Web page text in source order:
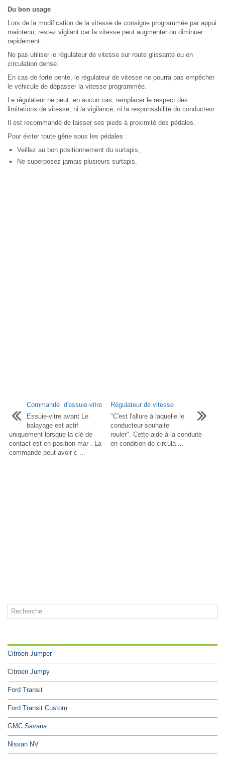
Du bon usage
Lors de la modification de la vitesse de consigne programmée par appui
maintenu, restez vigilant car la vitesse peut augmenter ou diminuer
rapidement.
Ne pas utiliser le régulateur de vitesse sur route glissante ou en
circulation dense.
En cas de forte pente, le régulateur de vitesse ne pourra pas empêcher
le véhicule de dépasser la vitesse programmée.
Le régulateur ne peut, en aucun cas, remplacer le respect des
limitations de vitesse, ni la vigilance, ni la responsabilité du conducteur.
Il est recommandé de laisser ses pieds à proximité des pédales.
Pour éviter toute gêne sous les pédales :
Veillez au bon positionnement du surtapis,
Ne superposez jamais plusieurs surtapis.
Commande d'essuie-vitre
Essuie-vitre avant Le
balayage est actif
uniquement lorsque la clé de
contact est en position mar . La
commande peut avoir c ...
Régulateur de vitesse
"C'est l'allure à laquelle le
conducteur souhaite
rouler". Cette aide à la conduite
en condition de circula ...
Citroen Jumper
Citroen Jumpy
Ford Transit
Ford Transit Custom
GMC Savana
Nissan NV